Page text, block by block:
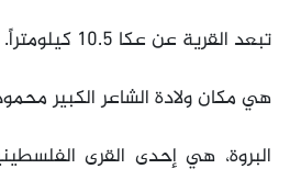
تبعد القرية عن عكا 10.5 كيلومتراً.
هي مكان ولادة الشاعر الكبير
البروة، هي إحدى القرى